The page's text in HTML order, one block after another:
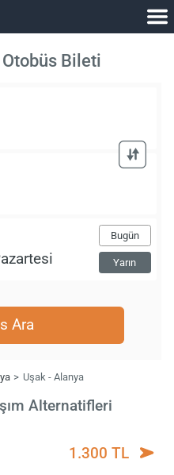
Bileti
Bugün
Yarın
Ara
Uşak - Alanya
Alternatifleri
1.300 TL